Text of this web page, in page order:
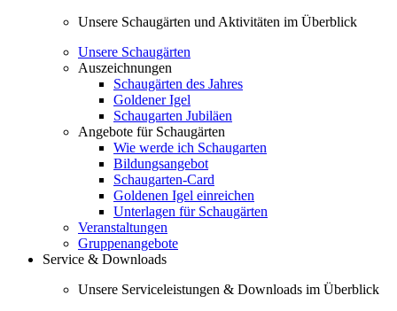
Unsere Schaugärten und Aktivitäten im Überblick
Unsere Schaugärten
Auszeichnungen
Schaugärten des Jahres
Goldener Igel
Schaugarten Jubiläen
Angebote für Schaugärten
Wie werde ich Schaugarten
Bildungsangebot
Schaugarten-Card
Goldenen Igel einreichen
Unterlagen für Schaugärten
Veranstaltungen
Gruppenangebote
Service & Downloads
Unsere Serviceleistungen & Downloads im Überblick